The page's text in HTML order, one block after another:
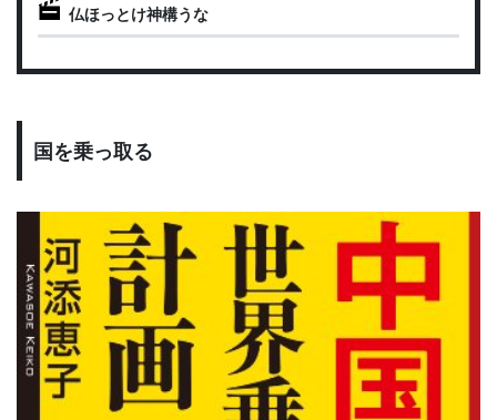
仏ほっとけ神構うな
国を乗っ取る